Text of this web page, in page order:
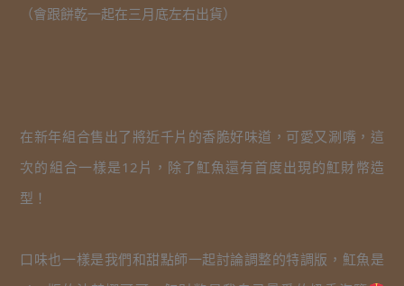
（會跟餅乾一起在三月底左右出貨）
在新年組合售出了將近千片的香脆好味道，可愛又涮嘴，這
次的組合一樣是12片，除了魟魚還有首度出現的魟財幣造
型！
口味也一樣是我們和甜點師一起討論調整的特調版，魟魚是